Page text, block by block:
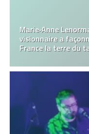
Marie‑Anne
visionnaire a
France la terre du